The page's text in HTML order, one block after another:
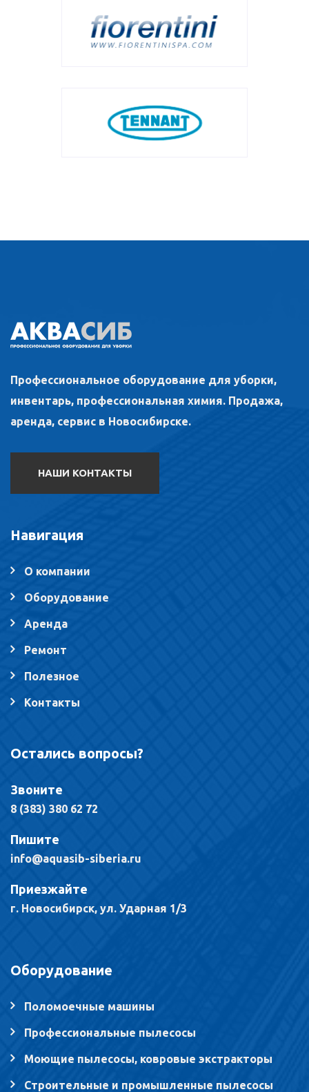
Профессиональное оборудование для уборки,
инвентарь, профессиональная химия. Продажа,
аренда, сервис в Новосибирске.
НАШИ КОНТАКТЫ
Навигация
О компании
Оборудование
Аренда
Ремонт
Полезное
Контакты
Остались вопросы?
Звоните
8 (383) 380 62 72
Пишите
info@aquasib-siberia.ru
Приезжайте
г. Новосибирск, ул. Ударная 1/3
Оборудование
Поломоечные машины
Профессиональные пылесосы
Моющие пылесосы, ковровые экстракторы
Строительные и промышленные пылесосы